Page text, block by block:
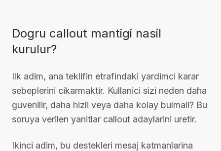
Dogru callout mantigi nasil
kurulur?
Ilk adim, ana teklifin etrafindaki yardimci karar
sebeplerini cikarmaktir. Kullanici sizi neden daha
guvenilir, daha hizli veya daha kolay bulmali? Bu
soruya verilen yanitlar callout adaylarini uretir.
Ikinci adim, bu destekleri mesaj katmanlarina